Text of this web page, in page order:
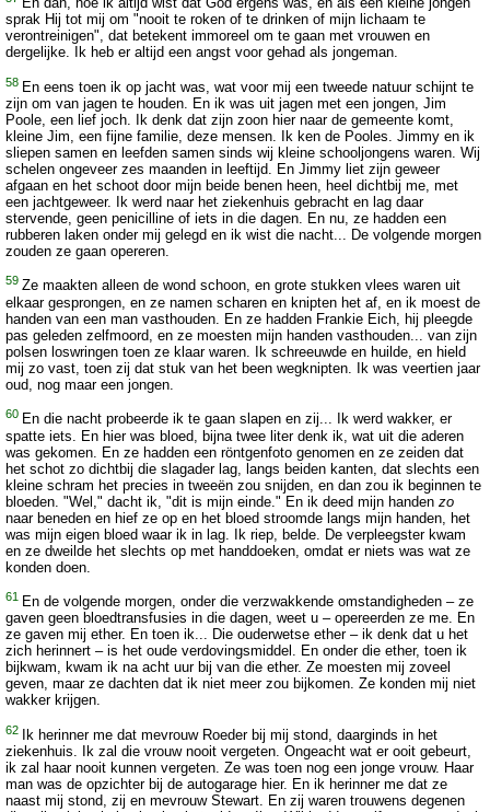
sprak Hij tot mij om "nooit te roken of te drinken of mijn lichaam te
verontreinigen", dat betekent immoreel om te gaan met vrouwen en
dergelijke. Ik heb er altijd een angst voor gehad als jongeman.
58 En eens toen ik op jacht was, wat voor mij een tweede natuur schijnt te
zijn om van jagen te houden. En ik was uit jagen met een jongen, Jim
Poole, een lief joch. Ik denk dat zijn zoon hier naar de gemeente komt,
kleine Jim, een fijne familie, deze mensen. Ik ken de Pooles. Jimmy en ik
sliepen samen en leefden samen sinds wij kleine schooljongens waren. Wij
schelen ongeveer zes maanden in leeftijd. En Jimmy liet zijn geweer
afgaan en het schoot door mijn beide benen heen, heel dichtbij me, met
een jachtgeweer. Ik werd naar het ziekenhuis gebracht en lag daar
stervende, geen penicilline of iets in die dagen. En nu, ze hadden een
rubberen laken onder mij gelegd en ik wist die nacht... De volgende morgen
zouden ze gaan opereren.
59 Ze maakten alleen de wond schoon, en grote stukken vlees waren uit
elkaar gesprongen, en ze namen scharen en knipten het af, en ik moest de
handen van een man vasthouden. En ze hadden Frankie Eich, hij pleegde
pas geleden zelfmoord, en ze moesten mijn handen vasthouden... van zijn
polsen loswringen toen ze klaar waren. Ik schreeuwde en huilde, en hield
mij zo vast, toen zij dat stuk van het been wegknipten. Ik was veertien jaar
oud, nog maar een jongen.
60 En die nacht probeerde ik te gaan slapen en zij... Ik werd wakker, er
spatte iets. En hier was bloed, bijna twee liter denk ik, wat uit die aderen
was gekomen. En ze hadden een röntgenfoto genomen en ze zeiden dat
het schot zo dichtbij die slagader lag, langs beiden kanten, dat slechts een
kleine schram het precies in tweeën zou snijden, en dan zou ik beginnen te
bloeden. "Wel," dacht ik, "dit is mijn einde." En ik deed mijn handen zo
naar beneden en hief ze op en het bloed stroomde langs mijn handen, het
was mijn eigen bloed waar ik in lag. Ik riep, belde. De verpleegster kwam
en ze dweilde het slechts op met handdoeken, omdat er niets was wat ze
konden doen.
61 En de volgende morgen, onder die verzwakkende omstandigheden – ze
gaven geen bloedtransfusies in die dagen, weet u – opereerden ze me. En
ze gaven mij ether. En toen ik... Die ouderwetse ether – ik denk dat u het
zich herinnert – is het oude verdovingsmiddel. En onder die ether, toen ik
bijkwam, kwam ik na acht uur bij van die ether. Ze moesten mij zoveel
geven, maar ze dachten dat ik niet meer zou bijkomen. Ze konden mij niet
wakker krijgen.
62
Ik herinner me dat mevrouw Roeder bij mij stond, daarginds in het
ziekenhuis. Ik zal die vrouw nooit vergeten. Ongeacht wat er ooit gebeurt,
ik zal haar nooit kunnen vergeten. Ze was toen nog een jonge vrouw. Haar
man was de opzichter bij de autogarage hier. En ik herinner me dat ze
naast mij stond, zij en mevrouw Stewart. En zij waren trouwens degenen